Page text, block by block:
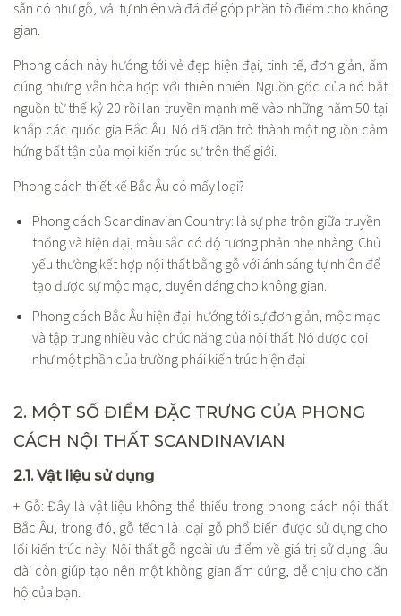
sẵn có như gỗ, vải tự nhiên và đá để góp phần tô điểm cho không
gian.
Phong cách này hướng tới vẻ đẹp hiện đại, tinh tế, đơn giản, ấm
cúng nhưng vẫn hòa hợp với thiên nhiên. Nguồn gốc của nó bắt
nguồn từ thế kỷ 20 rồi lan truyền mạnh mẽ vào những năm 50 tại
khắp các quốc gia Bắc Âu. Nó đã dần trở thành một nguồn cảm
hứng bất tận của mọi kiến trúc sư trên thế giới.
Phong cách thiết kế Bắc Âu có mấy loại?
Phong cách Scandinavian Country: là sự pha trộn giữa truyền
thống và hiện đại, màu sắc có độ tương phản nhẹ nhàng. Chủ
yếu thường kết hợp nội thất bằng gỗ với ánh sáng tự nhiên để
tạo được sự mộc mạc, duyên dáng cho không gian.
Phong cách Bắc Âu hiện đại: hướng tới sự đơn giản, mộc mạc
và tập trung nhiều vào chức năng của nội thất. Nó được coi
như một phần của trường phái kiến trúc hiện đại
2. MỘT SỐ ĐIỂM ĐẶC TRƯNG CỦA PHONG
CÁCH NỘI THẤT SCANDINAVIAN
2.1. Vật liệu sử dụng
+ Gỗ: Đây là vật liệu không thể thiếu trong phong cách nội thất
Bắc Âu, trong đó, gỗ tếch là loại gỗ phổ biến được sử dụng cho
lối kiến trúc này. Nội thất gỗ ngoài ưu điểm về giá trị sử dụng lâu
dài còn giúp tạo nên một không gian ấm cúng, dễ chịu cho căn
hộ của bạn.